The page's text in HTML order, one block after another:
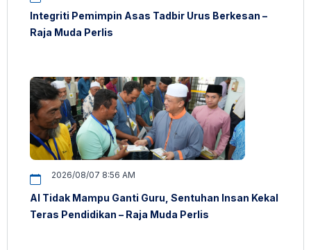
Integriti Pemimpin Asas Tadbir Urus Berkesan –
Raja Muda Perlis
2026/08/07 8:56 AM
AI Tidak Mampu Ganti Guru, Sentuhan Insan Kekal
Teras Pendidikan – Raja Muda Perlis